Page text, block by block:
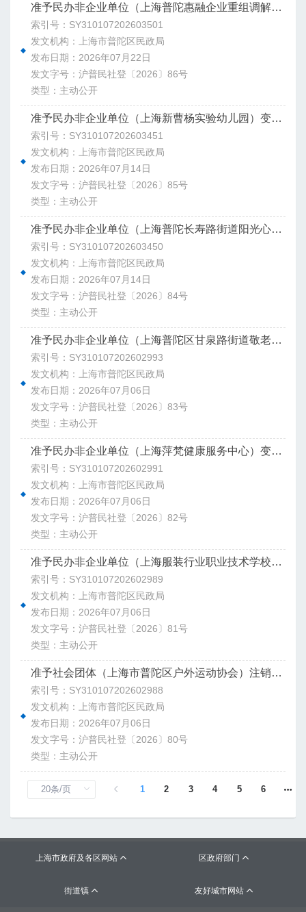
准予民办非企业单位（上海普陀惠融企业重组调解中心）登记决定书
索引号：SY310107202603501
发文机构：上海市普陀区民政局
发布日期：2026年07月22日
发文字号：沪普民社登〔2026〕86号
类型：主动公开
准予民办非企业单位（上海新曹杨实验幼儿园）变更登记决定书
索引号：SY310107202603451
发文机构：上海市普陀区民政局
发布日期：2026年07月14日
发文字号：沪普民社登〔2026〕85号
类型：主动公开
准予民办非企业单位（上海普陀长寿路街道阳光心园）注销登记决定书
索引号：SY310107202603450
发文机构：上海市普陀区民政局
发布日期：2026年07月14日
发文字号：沪普民社登〔2026〕84号
类型：主动公开
准予民办非企业单位（上海普陀区甘泉路街道敬老院）变更登记决定书
索引号：SY310107202602993
发文机构：上海市普陀区民政局
发布日期：2026年07月06日
发文字号：沪普民社登〔2026〕83号
类型：主动公开
准予民办非企业单位（上海萍梵健康服务中心）变更登记决定书
索引号：SY310107202602991
发文机构：上海市普陀区民政局
发布日期：2026年07月06日
发文字号：沪普民社登〔2026〕82号
类型：主动公开
准予民办非企业单位（上海服装行业职业技术学校）变更登记决定书
索引号：SY310107202602989
发文机构：上海市普陀区民政局
发布日期：2026年07月06日
发文字号：沪普民社登〔2026〕81号
类型：主动公开
准予社会团体（上海市普陀区户外运动协会）注销登记决定书
索引号：SY310107202602988
发文机构：上海市普陀区民政局
发布日期：2026年07月06日
发文字号：沪普民社登〔2026〕80号
类型：主动公开
1 2 3 4 5 6
上海市政府及各区网站  区政府部门 
街道镇  友好城市网站 